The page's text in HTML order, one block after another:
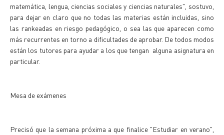
matemática, lengua, ciencias sociales y ciencias naturales", sostuvo,
para dejar en claro que no todas las materias están incluidas, sino
las rankeadas en riesgo pedagógico, o sea las que aparecen como
más recurrentes en torno a dificultades de aprobar. De todos modos
están los tutores para ayudar a los que tengan alguna asignatura en
particular.
Mesa de exámenes
Precisó que la semana próxima a que finalice "Estudiar en verano",